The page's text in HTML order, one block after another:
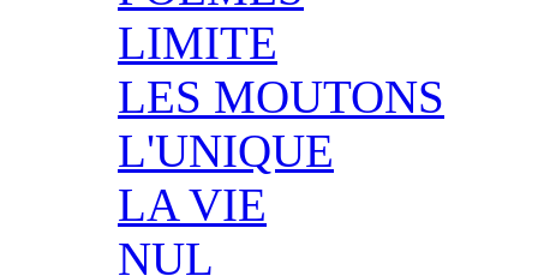
LIMITE
LES MOUTONS
L'UNIQUE
LA VIE
NUL